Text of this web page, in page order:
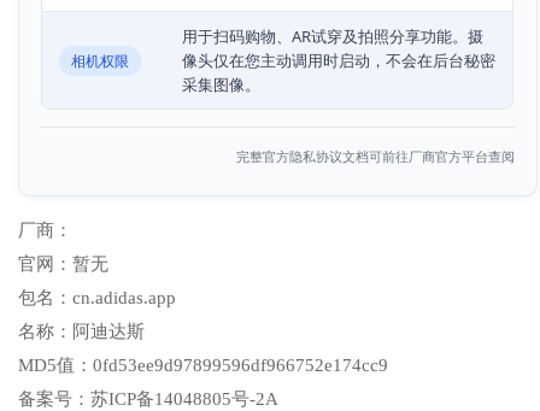
相机权限
用于扫码购物、AR试穿及拍照分享功能。摄
像头仅在您主动调用时启动，不会在后台秘密
采集图像。
完整官方隐私协议文档可前往厂商官方平台查阅
厂商：
官网： 暂无
包名： cn.adidas.app
名称： 阿迪达斯
MD5值： 0fd53ee9d97899596df966752e174cc9
备案号： 苏ICP备14048805号-2A